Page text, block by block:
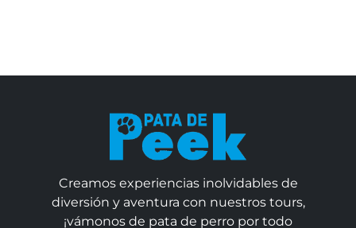
Creamos experiencias inolvidables de
diversión y aventura con nuestros tours,
¡vámonos de pata de perro por todo